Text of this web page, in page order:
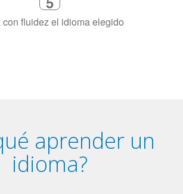
con fluidez el idioma elegido
aprender un
idioma?